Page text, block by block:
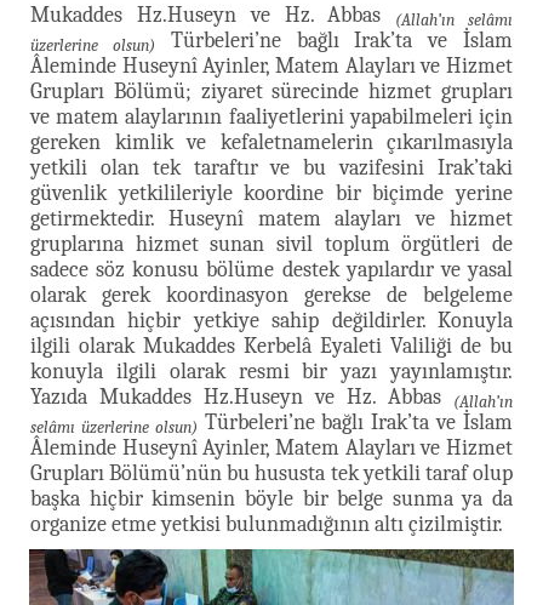
Mukaddes Hz.Huseyn ve Hz. Abbas
(Allah’ın selâmı
üzerlerine olsun)
Türbeleri’ne bağlı Irak’ta ve İslam
Âleminde Huseynî Ayinler, Matem Alayları ve Hizmet
Grupları Bölümü; ziyaret sürecinde hizmet grupları
ve matem alaylarının faaliyetlerini yapabilmeleri için
gereken kimlik ve kefaletnamelerin çıkarılmasıyla
yetkili olan tek taraftır ve bu vazifesini Irak’taki
güvenlik yetkilileriyle koordine bir biçimde yerine
getirmektedir. Huseynî matem alayları ve hizmet
gruplarına hizmet sunan sivil toplum örgütleri de
sadece söz konusu bölüme destek yapılardır ve yasal
olarak gerek koordinasyon gerekse de belgeleme
açısından hiçbir yetkiye sahip değildirler. Konuyla
ilgili olarak Mukaddes Kerbelâ Eyaleti Valiliği de bu
konuyla ilgili olarak resmi bir yazı yayınlamıştır.
Yazıda Mukaddes Hz.Huseyn ve Hz. Abbas
(Allah’ın
selâmı üzerlerine olsun) Türbeleri’ne bağlı Irak’ta ve İslam
Âleminde Huseynî Ayinler, Matem Alayları ve Hizmet
Grupları Bölümü’nün bu hususta tek yetkili taraf olup
başka hiçbir kimsenin böyle bir belge sunma ya da
organize etme yetkisi bulunmadığının altı çizilmiştir.